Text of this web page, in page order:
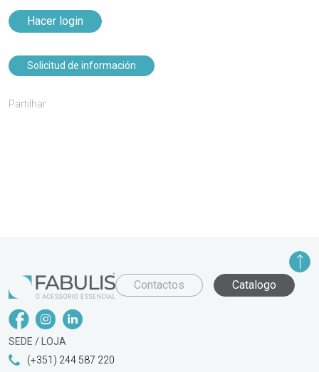
Hacer login
Solicitud de información
Partilhar
Contactos Catalogo
SEDE / LOJA
(+351) 244 587 220